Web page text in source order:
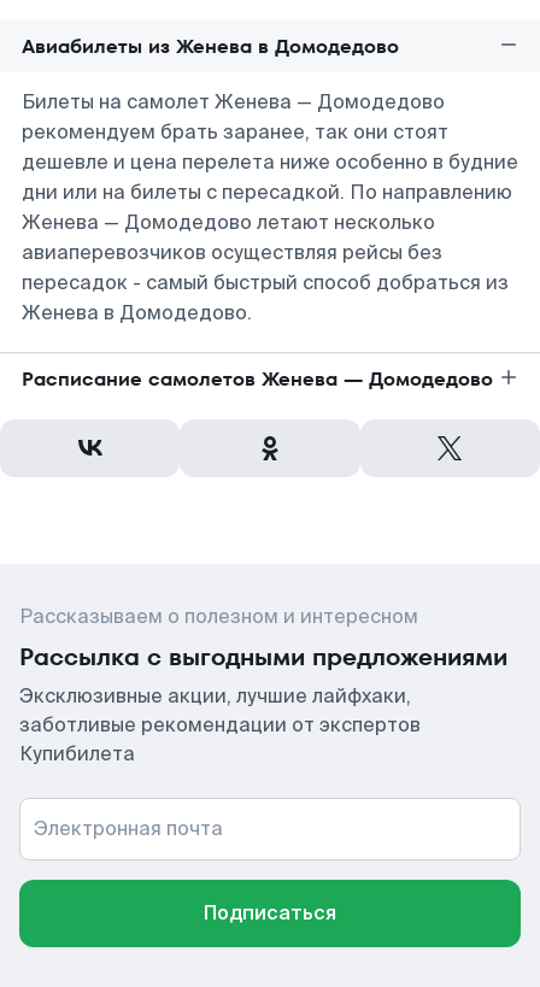
Авиабилеты из Женева в Домодедово
Билеты на самолет Женева — Домодедово
рекомендуем брать заранее, так они стоят
дешевле и цена перелета ниже особенно в будние
дни или на билеты с пересадкой. По направлению
Женева — Домодедово летают несколько
авиаперевозчиков осуществляя рейсы без
пересадок - самый быстрый способ добраться из
Женева в Домодедово.
Расписание самолетов Женева — Домодедово
Рассказываем о полезном и интересном
Рассылка с выгодными предложениями
Эксклюзивные акции, лучшие лайфхаки,
заботливые рекомендации от экспертов
Купибилета
Электронная почта
Подписаться